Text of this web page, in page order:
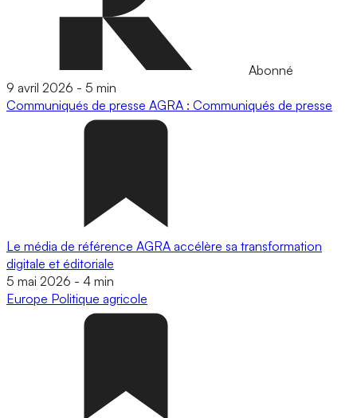
Abonné
9 avril 2026 - 5 min
Communiqués de presse AGRA : Communiqués de presse
Le média de référence AGRA accélère sa transformation
digitale et éditoriale
5 mai 2026 - 4 min
Europe Politique agricole